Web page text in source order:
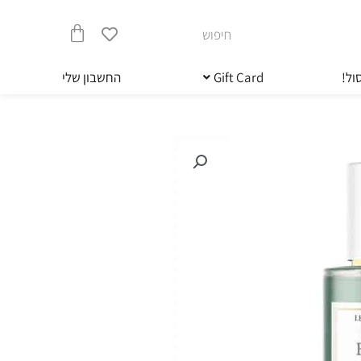
חיפוש
עגלת
קניות
Gift Card החשבון שלי